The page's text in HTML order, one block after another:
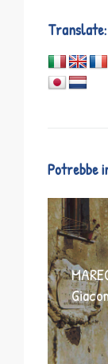
Translate:
Potrebbe